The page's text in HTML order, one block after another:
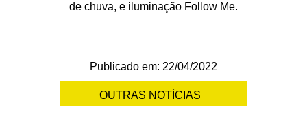
de chuva, e iluminação Follow Me.
Publicado em: 22/04/2022
OUTRAS NOTÍCIAS